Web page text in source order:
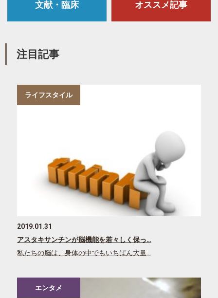
文献・臨床 オススメ記事
注目記事
ライフスタイル
2019.01.31
アスタキサンチンが脳機能を若々しく保っ…
私たちの脳は、身体の中でもいちばん大量…
エンタメ